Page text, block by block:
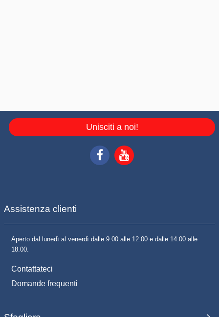
Unisciti a noi!
Assistenza clienti
Aperto dal lunedì al venerdì dalle 9.00 alle 12.00 e dalle 14.00 alle
18.00.
Contattateci
Domande frequenti